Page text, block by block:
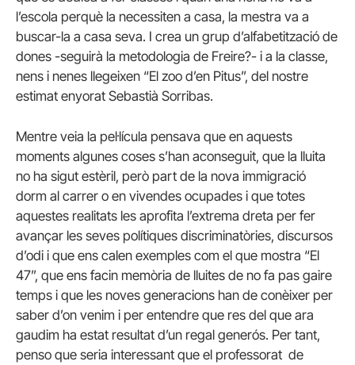
l’escola perquè la necessiten a casa, la mestra va a
buscar-la a casa seva. I crea un grup d’alfabetització de
dones -seguirà la metodologia de Freire?- i a la classe,
nens i nenes llegeixen “El zoo d’en Pitus”, del nostre
estimat enyorat Sebastià Sorribas.
Mentre veia la pel·lícula pensava que en aquests
moments algunes coses s’han aconseguit, que la lluita
no ha sigut estèril, però part de la nova immigració
dorm al carrer o en vivendes ocupades i que totes
aquestes realitats les aprofita l’extrema dreta per fer
avançar les seves polítiques discriminatòries, discursos
d’odi i que ens calen exemples com el que mostra “El
47”, que ens facin memòria de lluites de no fa pas gaire
temps i que les noves generacions han de conèixer per
saber d’on venim i per entendre que res del que ara
gaudim ha estat resultat d’un regal generós. Per tant,
penso que seria interessant que el professorat de